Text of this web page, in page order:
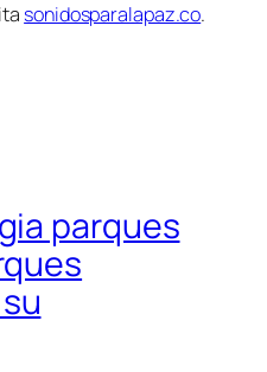
sonidosparalapaz.co.
parques